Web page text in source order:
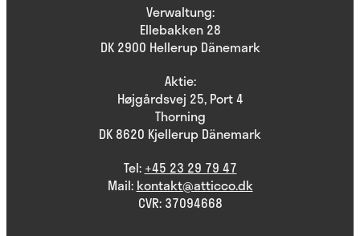
Verwaltung:
Ellebakken 28
DK 2900 Hellerup Dänemark
Aktie:
Højgårdsvej 25, Port 4
Thorning
DK 8620 Kjellerup Dänemark
Tel: +45 23 29 79 47
Mail: kontakt@atticco.dk
CVR: 37094668